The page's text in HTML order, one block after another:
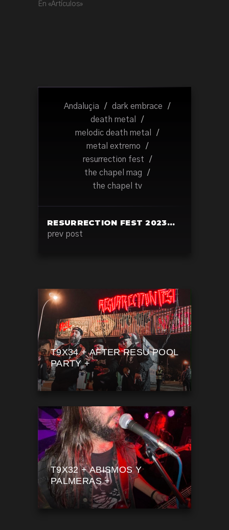
En «Artículos»
Andaluçia / dark embrace
/
death metal
/
melodic death metal
/
metal extremo
/
resurrection fest
/
the chapel mag
/
the chapel tv
RESURRECTION FEST 2023…
prev post
T9X34 + AFTER RESU POOL
PARTY +
T9X32 + ABISMOS Y
PALMERAS +